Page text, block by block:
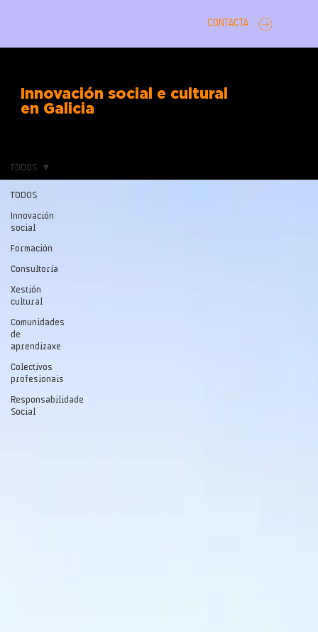
CONTACTA
Innovación social e cultural
en Galicia
TODOS
Innovación
social
Formación
Consultoría
Xestión
cultural
Comunidades
de
aprendizaxe
Colectivos
profesionais
Responsabilidade
Social
TODOS